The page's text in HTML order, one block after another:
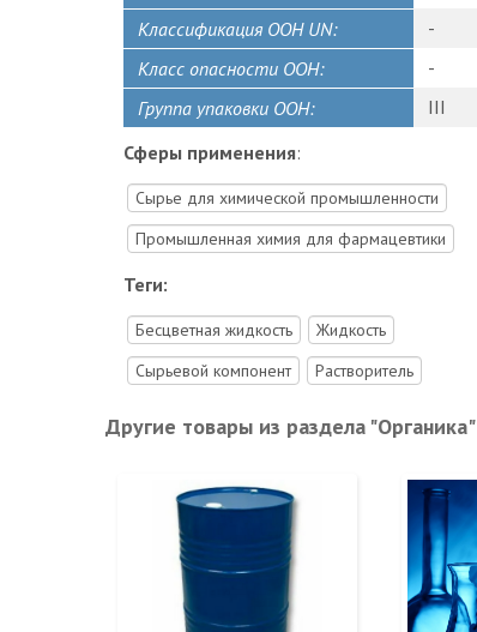
Классификация ООН UN:
-
Класс опасности ООН:
-
Группа упаковки ООН:
III
Сферы применения:
Сырье для химической промышленности
Промышленная химия для фармацевтики
Теги:
Бесцветная жидкость
Жидкость
Сырьевой компонент
Растворитель
Другие товары из раздела "Органика"